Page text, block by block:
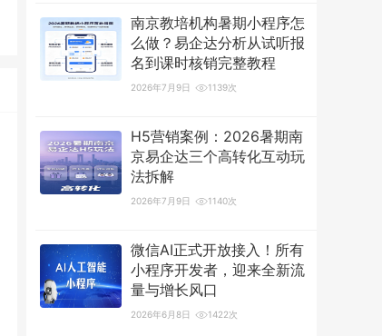
南京教培机构暑期小程序怎
么做？易企达分析从试听报
名到课时核销完整教程
2026年7月9日 1139次
H5营销案例：2026暑期南
京易企达三个高转化互动玩
法拆解
2026年7月9日 1140次
微信AI正式开放接入！所有
小程序开发者，迎来全新流
量与增长风口
2026年6月8日 1422次